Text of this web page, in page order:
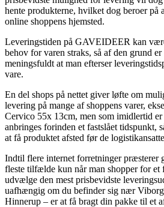
hente produkterne, hvilket dog beroer på
online shoppens hjemsted.
Leveringstiden på GAVEIDEER kan
behov for varen straks, så af den grund
meningsfuldt at man efterser
vare.
En del shops på nettet giver løfte om
levering på mange af shoppens varer,
Cervico 55x 13cm, men som imidlertid
anbringes forinden et fastslået tidspunkt,
at få produktet afsted før de
Indtil flere internet forretninger præsterer
fleste tilfælde kun når man shopper for et
udvælge den mest prisbevidste
uafhængig om du befinder sig nær
Hinnerup – er at få bragt din pakke til et